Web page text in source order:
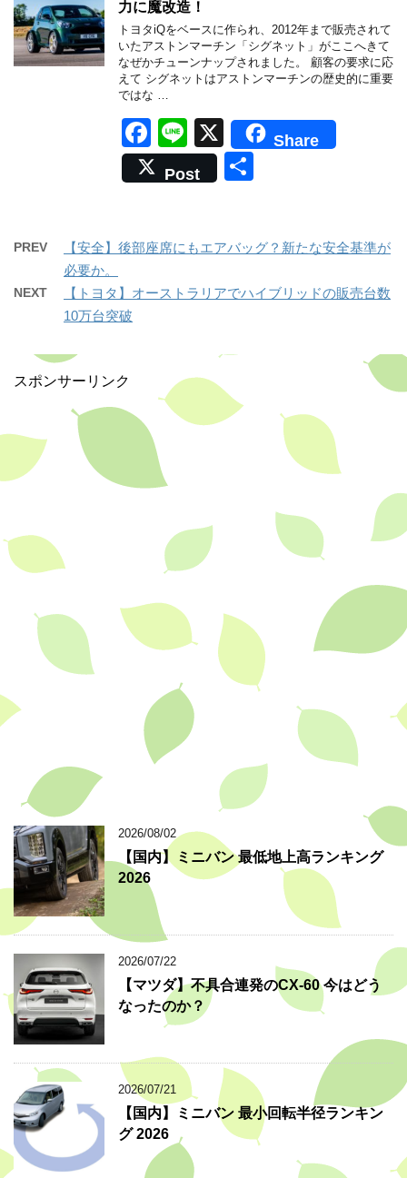
o
o
k
力に魔改造！
トヨタiQをベースに作られ、2012年まで販売されて
いたアストンマーチン「シグネット」がここへきて
なぜかチューンナップされました。 顧客の要求に応
えて シグネットはアストンマーチンの歴史的に重要
ではな …
F
a
c
b
o
Li
n
e
X
Share
Post
PREV
【安全】後部座席にもエアバッグ？新たな安全基準が
必要か。
NEXT
【トヨタ】オーストラリアでハイブリッドの販売台数
10万台突破
スポンサーリンク
2026/08/02
【国内】ミニバン 最低地上高ランキング
2026
2026/07/22
【マツダ】不具合連発のCX-60 今はどう
なったのか？
2026/07/21
【国内】ミニバン 最小回転半径ランキン
グ 2026